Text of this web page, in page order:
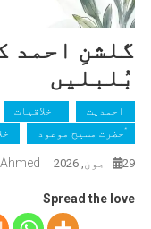
گلشنِ احمد
بُلبلیں
احمدیت اخلاقیات
ٰؑحضرت مسیح موعود
29 جون, 2026
Spread the love